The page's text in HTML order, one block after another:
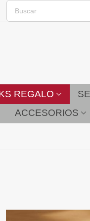
REGALO
ACCESORIOS